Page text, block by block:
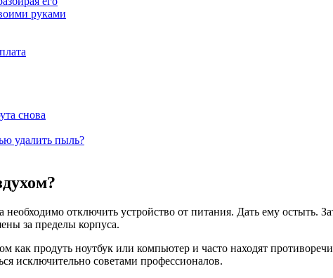
руками
снова
удалить пыль?
необходимо отключить устройство от питания. Дать ему остыть.
за пределы корпуса.
как продуть ноутбук или компьютер и часто находят
исключительно советами профессионалов.